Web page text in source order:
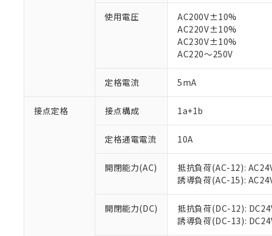
使用電圧
AC200V±10%
AC220V±10%
AC230V±10%
AC220～250V
定格電流 5mA
接点定格 接点構成 1a+1b
定格通電電流 10A
開閉能力(AC)
抵抗負荷(AC-12):
誘導負荷(AC-15):
開閉能力(DC)
抵抗負荷(DC-12):
誘導負荷(DC-13):
ご利用条件
くものです。
当社制御機器
在庫状況およ
のであり、閲
い。
正式な納期状
当社販売員に
※1 対応状況
対応済み：EU
対応予定：EU
対応予定なし：EU
調査・確認中：EU
仕入先様の事情に
があります。
*EU RoHS指令（10物質）：
鉛(Pb) 1000ppm以下、
フタル酸ビス(2-エチルヘ
ル（DBP） 1000ppm以
但し、RoHS指令で産業用
フタル酸エステル類の４
※1 中国
「○」：最大均質材
「×」：最大均質材
「－」：未確認です
*中国RoHS10物質の基準
Pb(鉛) :1000ppm、 Hg(
Cr(Ⅵ)(六価クロム) :
DEHP(フタル酸ビス(2-エ
う）を輸出ま
などの必要な
当社は規制貨
ます。
当社は貴社製
置等に一切使
記
号
説明
○ 一定数以